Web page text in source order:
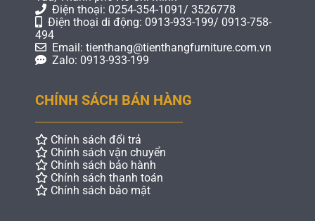
Điện thoại: 0254-354-1091/ 3526778
Điện thoại di động: 0913-933-199/ 0913-758-
494
Email: tienthang@tienthangfurniture.com.vn
Zalo: 0913-933-199
CHÍNH SÁCH BÁN HÀNG
Chính sách đổi trả
Chính sách vận chuyển
Chính sách bảo hành
Chính sách thanh toán
Chính sách bảo mật